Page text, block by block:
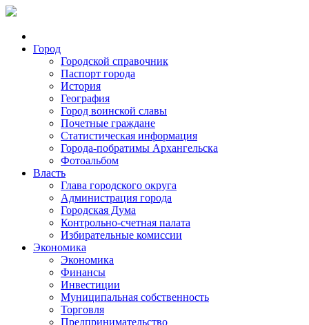
Город
Городской справочник
Паспорт города
История
География
Город воинской славы
Почетные граждане
Статистическая информация
Города-побратимы Архангельска
Фотоальбом
Власть
Глава городского округа
Администрация города
Городская Дума
Контрольно-счетная палата
Избирательные комиссии
Экономика
Экономика
Финансы
Инвестиции
Муниципальная собственность
Торговля
Предпринимательство